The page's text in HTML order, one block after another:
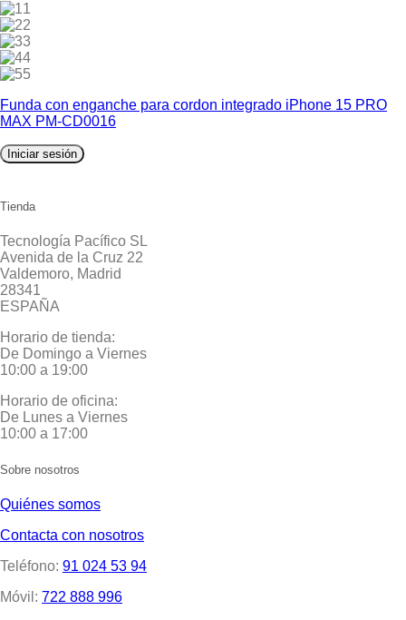
1
2
3
4
5
Funda con enganche para cordon integrado iPhone 15 PRO
MAX PM-CD0016
Iniciar sesión
Tienda
Tecnología Pacífico SL
Avenida de la Cruz 22
Valdemoro, Madrid
28341
ESPAÑA
Horario de tienda:
De Domingo a Viernes
10:00 a 19:00
Horario de oficina:
De Lunes a Viernes
10:00 a 17:00
Sobre nosotros
Quiénes somos
Contacta con nosotros
Teléfono: 91 024 53 94
Móvil: 722 888 996